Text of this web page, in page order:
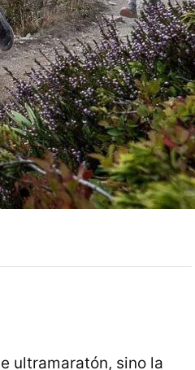
ultramaratón, sino la